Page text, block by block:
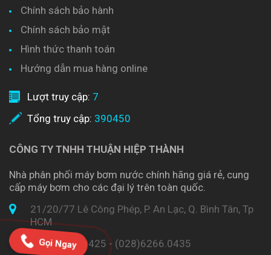
Chính sách bảo hành
Chính sách bảo mật
Hình thức thanh toán
Hướng dẫn mua hàng online
Lượt truy cập: 7
Tổng truy cập: 390450
CÔNG TY TNHH THUẬN HIỆP THÀNH
Nhà phân phối máy bơm nước chính hãng giá rẻ, cung
cấp máy bơm cho các đại lý trên toàn quốc.
21/20/77 Lê Công Phép, P. An Lạc, Q. Bình Tân, Tp
HCM
(028)6266.0425 - (028)6266.0435
Gọi Ngay